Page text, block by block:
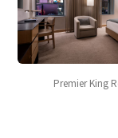
Premier King